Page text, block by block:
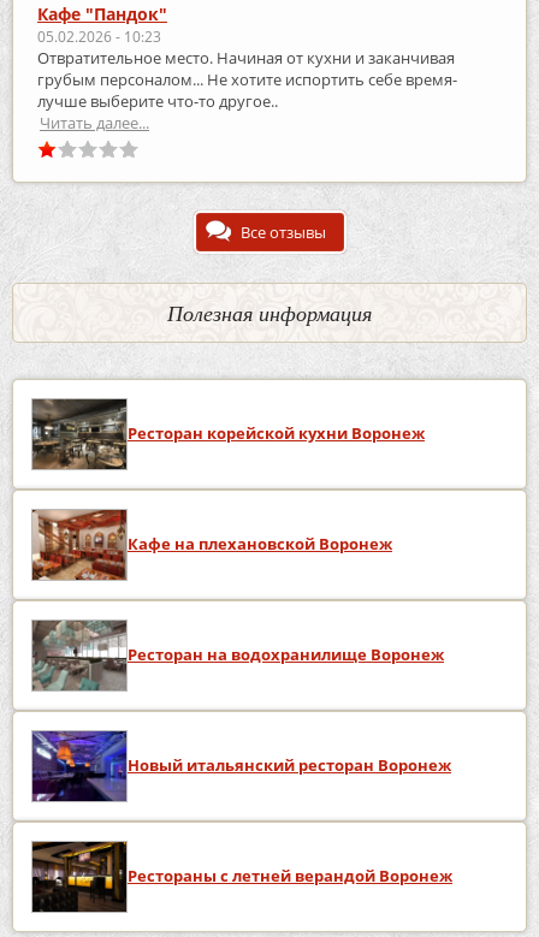
Кафе "Пандок"
05.02.2026 - 10:23
Отвратительное место. Начиная от кухни и заканчивая
грубым персоналом... Не хотите испортить себе время-
лучше выберите что-то другое..
Читать далее...
Все отзывы
Полезная информация
Ресторан корейской кухни Воронеж
Кафе на плехановской Воронеж
Ресторан на водохранилище Воронеж
Новый итальянский ресторан Воронеж
Рестораны с летней верандой Воронеж